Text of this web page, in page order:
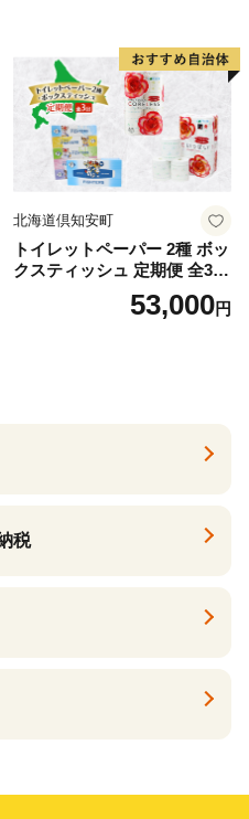
ー 消耗品 備蓄 送料無料 北海
道 倶知安町 日用品
北海道倶知安町
トイレットペーパー 2種 ボッ
クスティッシュ 定期便 全3
回 日本製 まとめ買い 防災
常備品 日用雑貨 消耗品 生活
53,000円
税